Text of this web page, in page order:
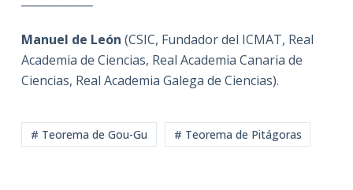
Manuel de León (CSIC, Fundador del ICMAT, Real
Academia de Ciencias, Real Academia Canaria de
Ciencias, Real Academia Galega de Ciencias).
# Teorema de Gou-Gu # Teorema de Pitágoras